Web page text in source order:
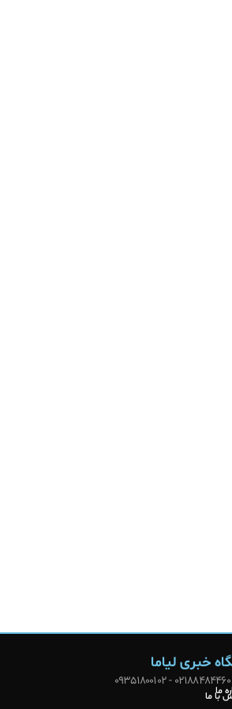
خبری لیاما
02188484460 - 09351800102
ما
با ما